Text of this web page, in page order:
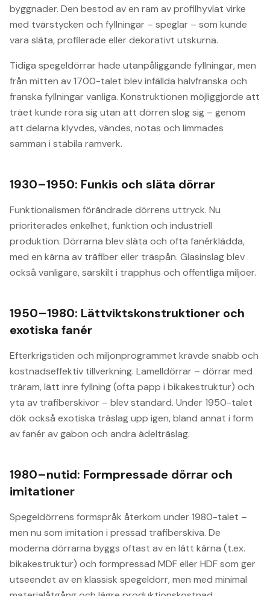
byggnader. Den bestod av en ram av profilhyvlat virke
med tvärstycken och fyllningar – speglar – som kunde
vara släta, profilerade eller dekorativt utskurna.
Tidiga spegeldörrar hade utanpåliggande fyllningar, men
från mitten av 1700-talet blev infällda halvfranska och
franska fyllningar vanliga. Konstruktionen möjliggjorde att
träet kunde röra sig utan att dörren slog sig – genom
att delarna klyvdes, vändes, notas och limmades
samman i stabila ramverk.
1930–1950: Funkis och släta dörrar
Funktionalismen förändrade dörrens uttryck. Nu
prioriterades enkelhet, funktion och industriell
produktion. Dörrarna blev släta och ofta fanérklädda,
med en kärna av träfiber eller träspån. Glasinslag blev
också vanligare, särskilt i trapphus och offentliga miljöer.
1950–1980: Lättviktskonstruktioner och
exotiska fanér
Efterkrigstiden och miljonprogrammet krävde snabb och
kostnadseffektiv tillverkning. Lamelldörrar – dörrar med
träram, lätt inre fyllning (ofta papp i bikakestruktur) och
yta av träfiberskivor – blev standard. Under 1950-talet
dök också exotiska träslag upp igen, bland annat i form
av fanér av gabon och andra ädelträslag.
1980–nutid: Formpressade dörrar och
imitationer
Spegeldörrens formspråk återkom under 1980-talet –
men nu som imitation i pressad träfiberskiva. De
moderna dörrarna byggs oftast av en lätt kärna (t.ex.
bikakestruktur) och formpressad MDF eller HDF som ger
utseendet av en klassisk spegeldörr, men med minimal